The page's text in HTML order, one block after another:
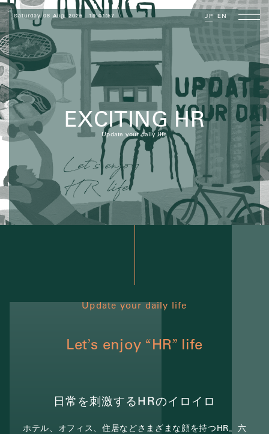
Saturday 08 Aug, 2026 19:01:58 JP EN
EXCITING HR
Update your daily life
Update your daily life
Let’s enjoy “HR” life
日常を刺激するHRのイロイロ
ホテル、オフィス、住居などさまざまな顔を持つHR。 六